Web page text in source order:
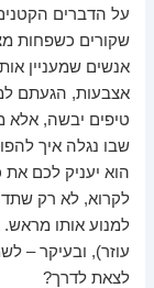
על הדברים
שקורים כשפחות
אנשים שמעניין
אצבעות, הגעתם
טיפים יבשה, אלא
שבו נגלה איך
הוא יעניק לכם את
לקרוא, לא רק
למנוע אותו מראש.
עוזר), ובעיקר –
לצאת לדרך?